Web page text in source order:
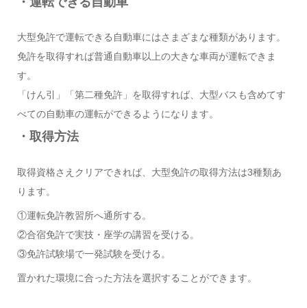
大型免許で運転できる自動車にはさまざまな種類があります。
免許を取得すれば普通自動車以上の大きな車両が運転できま
す。
「けん引」「第二種免許」を取得すれば、大型バスも含めてす
べての自動車の運転ができるようになります。
・取得方法
取得資格さえクリアできれば、大型免許の取得方法は3種類あ
ります。
①運転免許教習所へ通所する。
②合宿免許で実技・座学の講習を受ける。
③免許試験場で一発試験を受ける。
置かれた環境に合った方法を選択することができます。